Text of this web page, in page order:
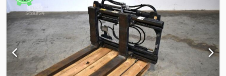
abhängig vom Öffnungsbereich, Öffnungsbereich 260 - 1.740 mm,
FEM3B, Anschraubgabelzinken, mit Schnellwechselkupplungen,
inkl. Schläuche, forkCarriageWidth: 1310, forkLength: 2000,
loadCentreOfGravity: 500, ownCentre: 414 Crsdpezkmwusfx Ab
Rsf